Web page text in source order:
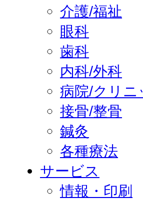
介護/福祉
眼科
歯科
内科/外科
病院/クリニ
接骨/整骨
鍼灸
各種療法
サービス
情報・印刷